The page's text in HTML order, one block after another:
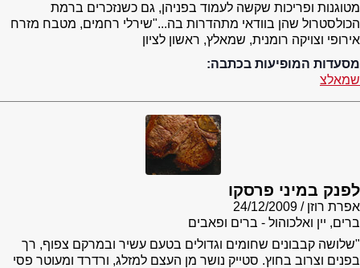
מטוגנות ופריכות שקשה לעמוד בפניהן, גם כשנזכרים ברמת
הכולסטרול שהן בוודאי מתהדרות בה..."שירלי רחמים, מטבח מזרח
אירופי וצויקה רומנית, שמאלץ, ראשון לציון
מסעדות המופיעות בכתבה:
שמאלצ
לפנק במיני פרסקו
אפרת רוזן
24/12/2009
ברים, יין ואלכוהול - ברים ופאבים
"שלושה קבבונים שחומים וגדולים בטעם עשיר ובמרקם צפוף, רך
בפנים וצרוב בחוץ. סטייק נושר מן העצם למזלג, ורדרד ומעוטר פסי